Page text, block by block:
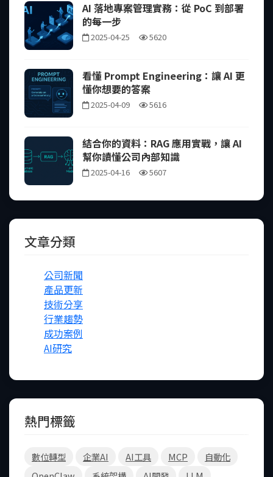
AI 落地專案管理實務：從 PoC 到部署
的每一步
2025-04-25 5620
看懂 Prompt Engineering：讓 AI 更
懂你想要的答案
2025-04-09 5616
結合你的資料：RAG 應用實戰，讓 AI
幫你讀懂公司內部知識
2025-04-16 5607
文章分類
公司新聞
產品更新
技術分享
行業趨勢
成功案例
AI研究
熱門標籤
數位轉型 企業AI AI工具 MCP
自動化